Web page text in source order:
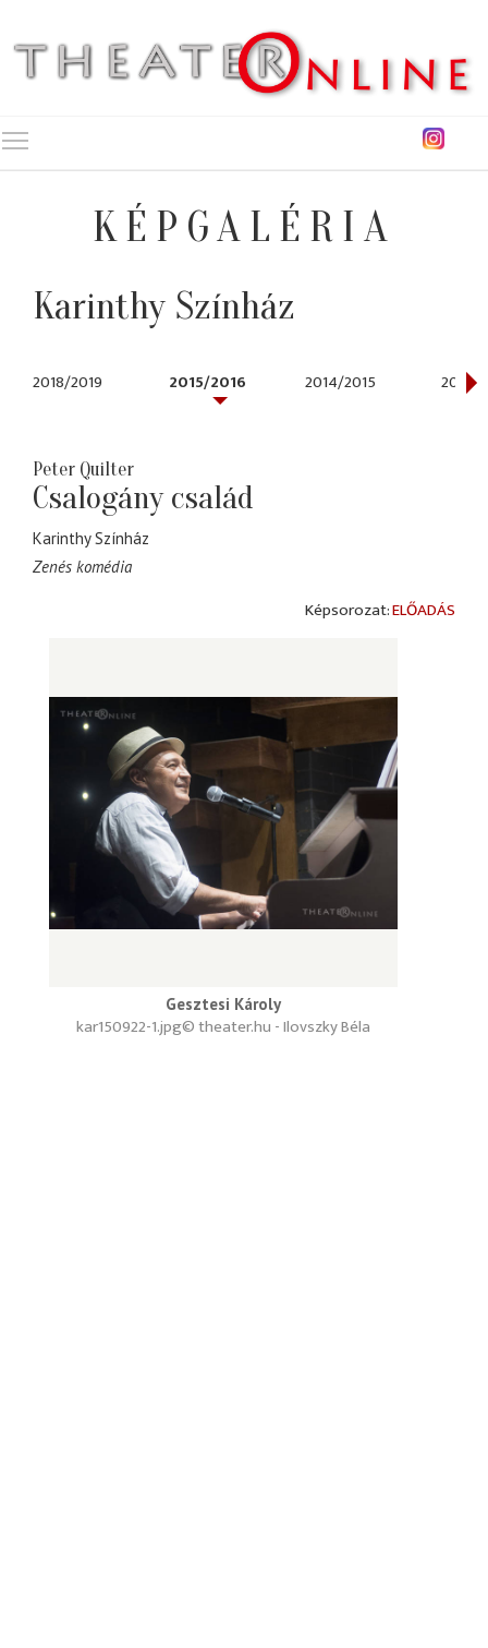
KÉPGALÉRIA
Karinthy Színház
2018/2019 2015/2016 2014/2015 2013/
Peter Quilter
Csalogány család
Karinthy Színház
Zenés komédia
ELŐADÁS
Gesztesi Károly
© theater.hu - Ilovszky Béla
kar150922-1.jpg